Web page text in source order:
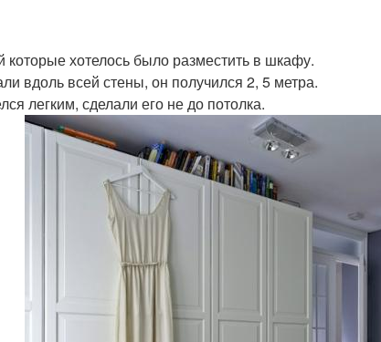
хотелось было разместить в шкафу.
вдоль всей стены, он получился 2, 5 метра.
легким, сделали его не до потолка.